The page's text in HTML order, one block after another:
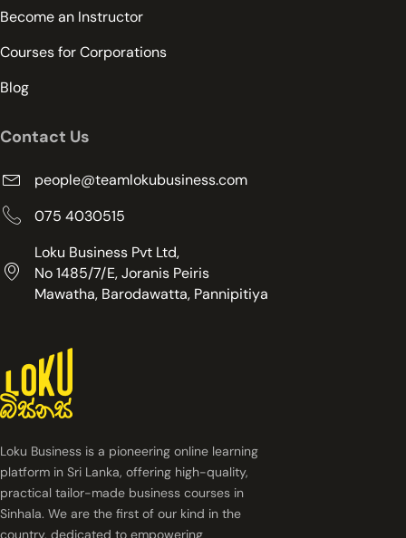
Loku Business is a pioneering online learning
platform in Sri Lanka, offering high-quality,
practical tailor-made business courses in
Sinhala. We are the first of our kind in the
country, dedicated to empowering
Become an Instructor
Courses for Corporations
Blog
Contact Us
people@teamlokubusiness.com
075 4030515
Loku Business Pvt Ltd,
No 1485/7/E, Joranis Peiris
Mawatha, Barodawatta, Pannipitiya